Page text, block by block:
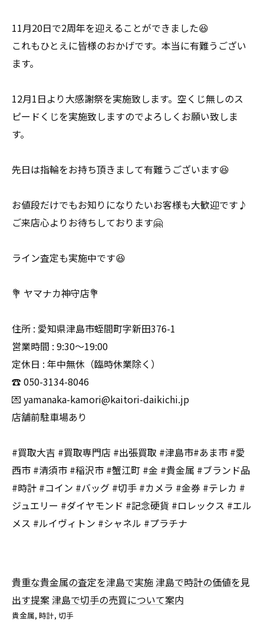
11月20日で2周年を迎えることができました😆
これもひとえに皆様のおかげです。本当に有難うござい
ます。
12月1日より大感謝祭を実施致します。空くじ無しのス
ピードくじを実施致しますのでよろしくお願い致しま
す。
先日は指輪をお持ち頂きまして有難うございます😆
お値段だけでもお知りになりたいお客様も大歓迎です♪
ご来店心よりお待ちしております🤗
ライン査定も実施中です😆
💐 ヤマナカ神守店💐
住所 : 愛知県津島市蛭間町字新田376-1
営業時間 : 9:30〜19:00
定休日 : 年中無休（臨時休業除く）
☎️ 050-3134-8046
💌 yamanaka-kamori@kaitori-daikichi.jp
店舗前駐車場あり
#買取大吉 #買取専門店 #出張買取 #津島市#あま市 #愛
西市 #清須市 #稲沢市 #蟹江町 #金 #貴金属 #ブランド品
#時計 #コイン #バッグ #切手 #カメラ #金券 #テレカ #
ジュエリー #ダイヤモンド #記念硬貨 #ロレックス #エル
メス #ルイヴィトン #シャネル #プラチナ
貴重な貴金属の査定を津島で実施 津島で時計の価値を見
出す提案 津島で切手の売買について案内
貴金属 時計 切手